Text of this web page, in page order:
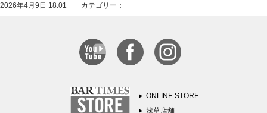
2026年4月9日 18:01 カテゴリー：
ONLINE STORE
浅草店舗